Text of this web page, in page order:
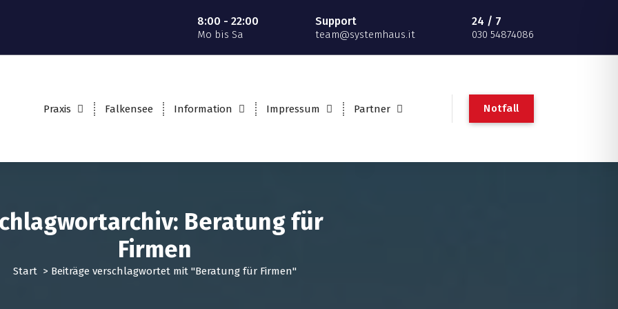
8:00 - 22:00
Mo bis Sa
Support
team@systemhaus.it
24 / 7
030 54874086
Praxis Falkensee Information Impressum Partner Notfall
Beratung für
Firmen
Start> Beiträge verschlagwortet mit "Beratung für Firmen"